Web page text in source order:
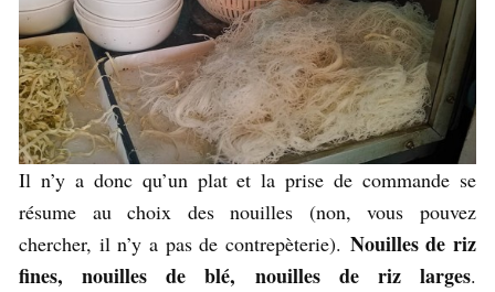
Il n’y a donc qu’un plat et la prise de commande se
résume au choix des nouilles (non, vous pouvez
chercher, il n’y a pas de contrepèterie). Nouilles de riz
fines, nouilles de blé, nouilles de riz larges.